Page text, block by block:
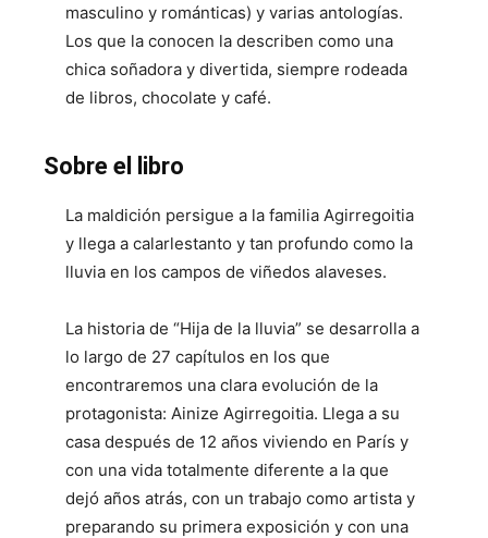
masculino y románticas) y varias antologías.
Los que la conocen la describen como una
chica soñadora y divertida, siempre rodeada
de libros, chocolate y café.
Sobre el libro
La maldición persigue a la familia Agirregoitia
y llega a calarlestanto y tan profundo como la
lluvia en los campos de viñedos alaveses.
La historia de “Hija de la lluvia” se desarrolla a
lo largo de 27 capítulos en los que
encontraremos una clara evolución de la
protagonista: Ainize Agirregoitia. Llega a su
casa después de 12 años viviendo en París y
con una vida totalmente diferente a la que
dejó años atrás, con un trabajo como artista y
preparando su primera exposición y con una